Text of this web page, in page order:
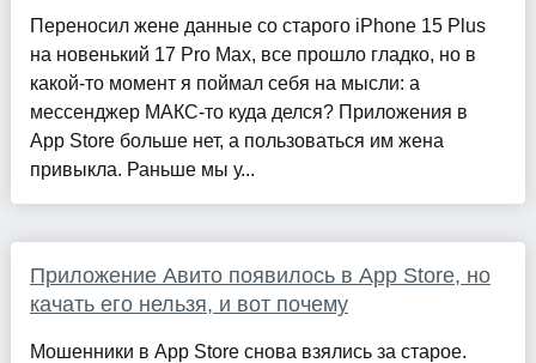
Переносил жене данные со старого iPhone 15 Plus
на новенький 17 Pro Max, все прошло гладко, но в
какой-то момент я поймал себя на мысли: а
мессенджер МАКС-то куда делся? Приложения в
App Store больше нет, а пользоваться им жена
привыкла. Раньше мы у...
Приложение Авито появилось в App Store, но
качать его нельзя, и вот почему
Мошенники в App Store снова взялись за старое.